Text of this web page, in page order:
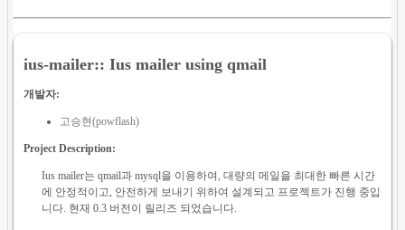
ius-mailer:: Ius mailer using qmail
개발자:
고승현(powflash)
Project Description:
Ius mailer는 qmail과 mysql을 이용하여, 대량의 메일을 최대한 빠른 시간
에 안정적이고, 안전하게 보내기 위하여 설계되고 프로젝트가 진행 중입
니다. 현재 0.3 버전이 릴리즈 되었습니다.